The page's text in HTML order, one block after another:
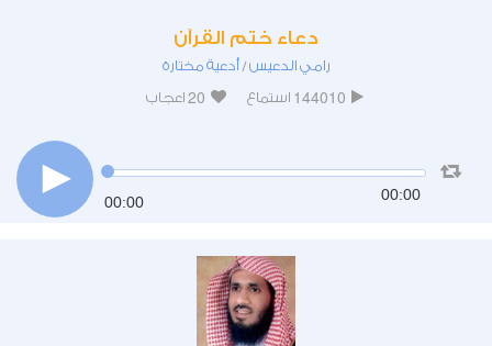
دعاء ختم القرآن
رامي الدعيس/أدعية مختارة
144010 استماع 20 اعجاب
00:00 00:00